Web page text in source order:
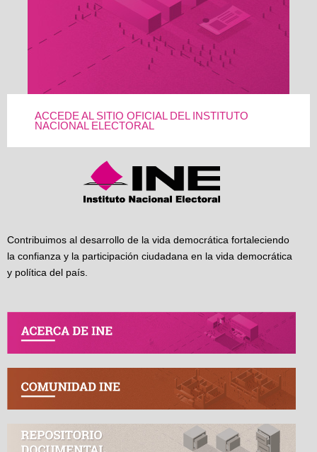
ACCEDE AL SITIO OFICIAL DEL INSTITUTO
NACIONAL ELECTORAL
Contribuimos al desarrollo de la vida democrática fortaleciendo
la confianza y la participación ciudadana en la vida democrática
y política del país.